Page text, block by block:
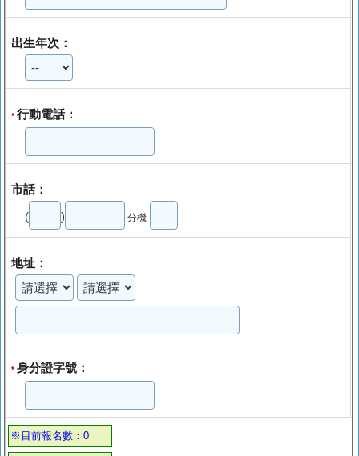
出生年次：
* 行動電話：
市話：
( ) 分機
地址：
* 身分證字號：
※目前報名數：0